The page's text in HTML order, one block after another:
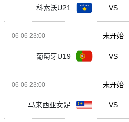
科索沃U21 VS
06-06 23:00
葡萄牙U19 VS
未开始
06-06 23:00
马来西亚女足 VS
未开始